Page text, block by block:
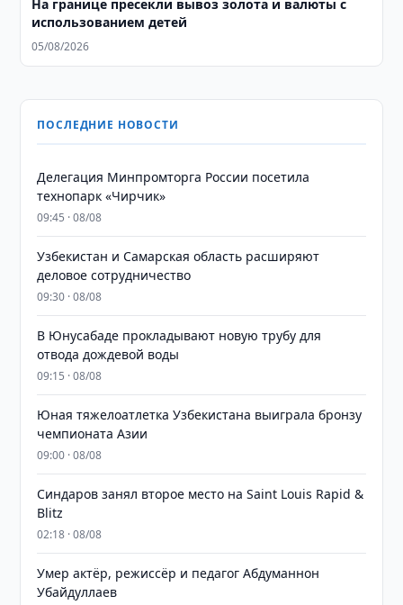
На границе пресекли вывоз золота и валюты с
использованием детей
05/08/2026
ПОСЛЕДНИЕ НОВОСТИ
Делегация Минпромторга России посетила
технопарк «Чирчик»
09:45 · 08/08
Узбекистан и Самарская область расширяют
деловое сотрудничество
09:30 · 08/08
В Юнусабаде прокладывают новую трубу для
отвода дождевой воды
09:15 · 08/08
Юная тяжелоатлетка Узбекистана выиграла бронзу
чемпионата Азии
09:00 · 08/08
Синдаров занял второе место на Saint Louis Rapid &
Blitz
02:18 · 08/08
Умер актёр, режиссёр и педагог Абдуманнон
Убайдуллаев